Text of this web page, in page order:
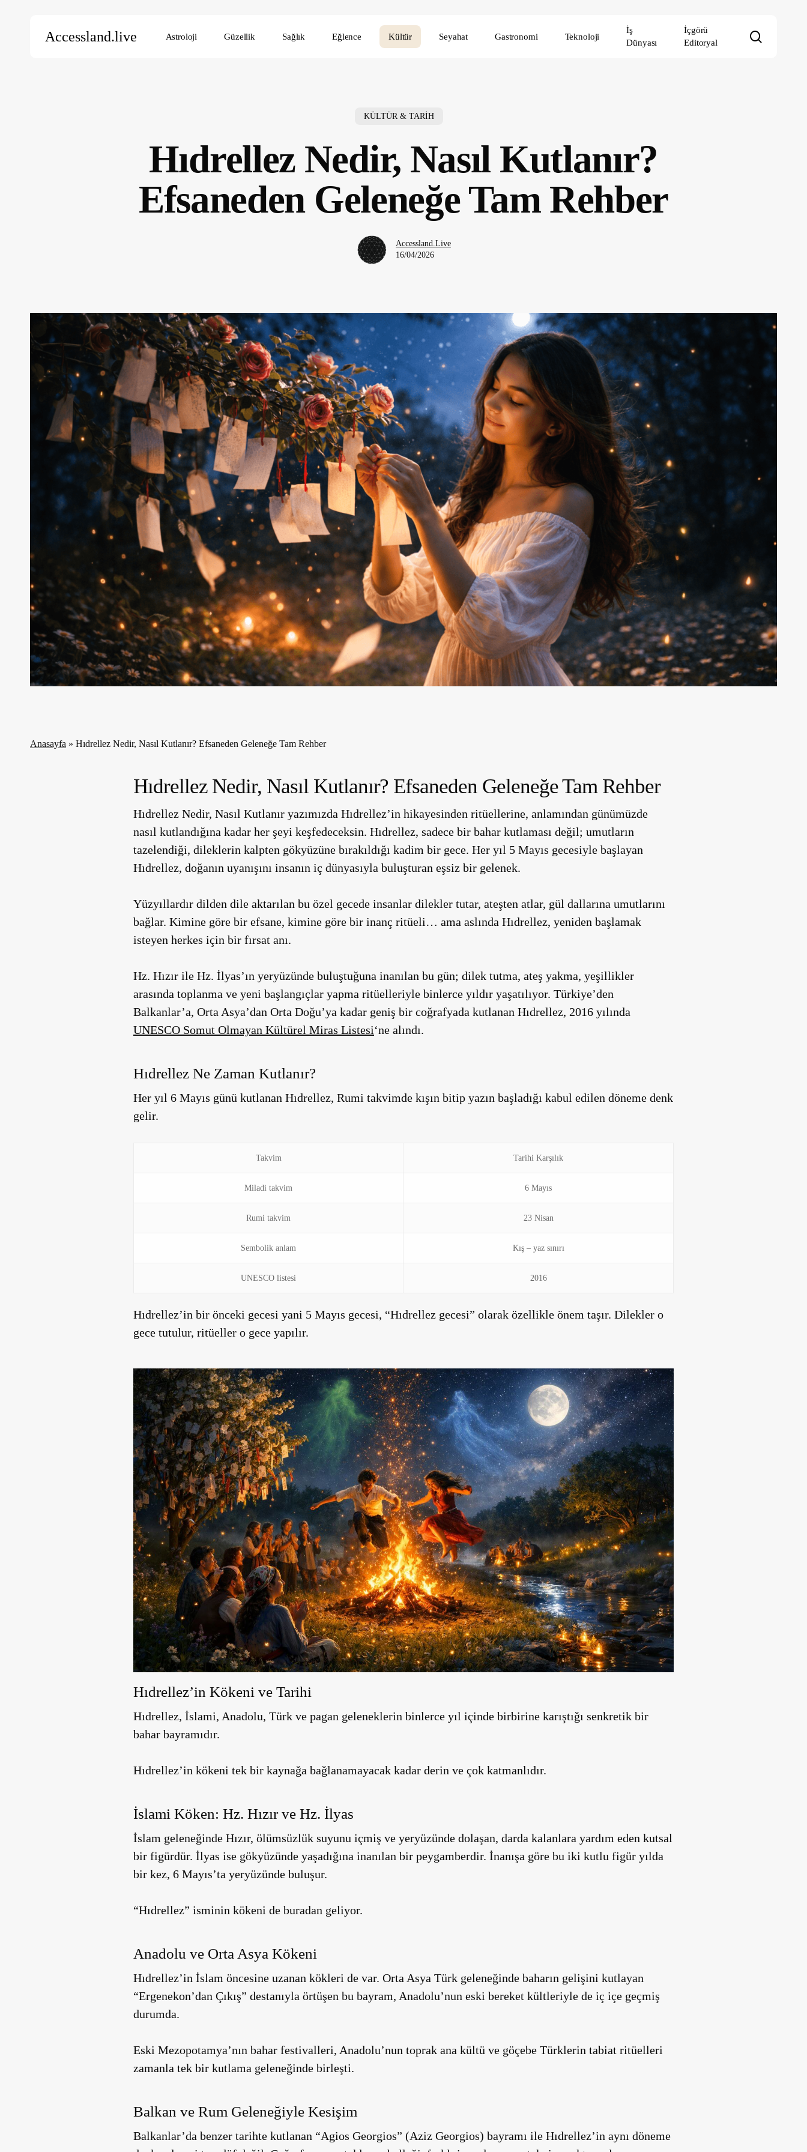
Accessland.live Astroloji Güzellik Sağlık Eğlence Kültür Seyahat Gastronomi Teknoloji
İş
Dünyası
İçgörü
Editoryal
KÜLTÜR & TARİH
Hıdrellez Nedir, Nasıl Kutlanır?
Efsaneden Geleneğe Tam Rehber
Accessland.Live
16/04/2026
Anasayfa » Hıdrellez Nedir, Nasıl Kutlanır? Efsaneden Geleneğe Tam Rehber
Hıdrellez Nedir, Nasıl Kutlanır? Efsaneden Geleneğe Tam Rehber
Hıdrellez Nedir, Nasıl Kutlanır yazımızda Hıdrellez’in hikayesinden ritüellerine, anlamından günümüzde
nasıl kutlandığına kadar her şeyi keşfedeceksin. Hıdrellez, sadece bir bahar kutlaması değil; umutların
tazelendiği, dileklerin kalpten gökyüzüne bırakıldığı kadim bir gece. Her yıl 5 Mayıs gecesiyle başlayan
Hıdrellez, doğanın uyanışını insanın iç dünyasıyla buluşturan eşsiz bir gelenek.
Yüzyıllardır dilden dile aktarılan bu özel gecede insanlar dilekler tutar, ateşten atlar, gül dallarına umutlarını
bağlar. Kimine göre bir efsane, kimine göre bir inanç ritüeli… ama aslında Hıdrellez, yeniden başlamak
isteyen herkes için bir fırsat anı.
Hz. Hızır ile Hz. İlyas’ın yeryüzünde buluştuğuna inanılan bu gün; dilek tutma, ateş yakma, yeşillikler
arasında toplanma ve yeni başlangıçlar yapma ritüelleriyle binlerce yıldır yaşatılıyor. Türkiye’den
Balkanlar’a, Orta Asya’dan Orta Doğu’ya kadar geniş bir coğrafyada kutlanan Hıdrellez, 2016 yılında
UNESCO Somut Olmayan Kültürel Miras Listesi‘ne alındı.
Hıdrellez Ne Zaman Kutlanır?
Her yıl 6 Mayıs günü kutlanan Hıdrellez, Rumi takvimde kışın bitip yazın başladığı kabul edilen döneme denk
gelir.
Takvim Tarihi Karşılık
Miladi takvim 6 Mayıs
Rumi takvim 23 Nisan
Sembolik anlam Kış – yaz sınırı
UNESCO listesi 2016
Hıdrellez’in bir önceki gecesi yani 5 Mayıs gecesi, “Hıdrellez gecesi” olarak özellikle önem taşır. Dilekler o
gece tutulur, ritüeller o gece yapılır.
Hıdrellez’in Kökeni ve Tarihi
Hıdrellez, İslami, Anadolu, Türk ve pagan geleneklerin binlerce yıl içinde birbirine karıştığı senkretik bir
bahar bayramıdır.
Hıdrellez’in kökeni tek bir kaynağa bağlanamayacak kadar derin ve çok katmanlıdır.
İslami Köken: Hz. Hızır ve Hz. İlyas
İslam geleneğinde Hızır, ölümsüzlük suyunu içmiş ve yeryüzünde dolaşan, darda kalanlara yardım eden kutsal
bir figürdür. İlyas ise gökyüzünde yaşadığına inanılan bir peygamberdir. İnanışa göre bu iki kutlu figür yılda
bir kez, 6 Mayıs’ta yeryüzünde buluşur.
“Hıdrellez” isminin kökeni de buradan geliyor.
Anadolu ve Orta Asya Kökeni
Hıdrellez’in İslam öncesine uzanan kökleri de var. Orta Asya Türk geleneğinde baharın gelişini kutlayan
“Ergenekon’dan Çıkış” destanıyla örtüşen bu bayram, Anadolu’nun eski bereket kültleriyle de iç içe geçmiş
durumda.
Eski Mezopotamya’nın bahar festivalleri, Anadolu’nun toprak ana kültü ve göçebe Türklerin tabiat ritüelleri
zamanla tek bir kutlama geleneğinde birleşti.
Balkan ve Rum Geleneğiyle Kesişim
Balkanlar’da benzer tarihte kutlanan “Agios Georgios” (Aziz Georgios) bayramı ile Hıdrellez’in aynı döneme